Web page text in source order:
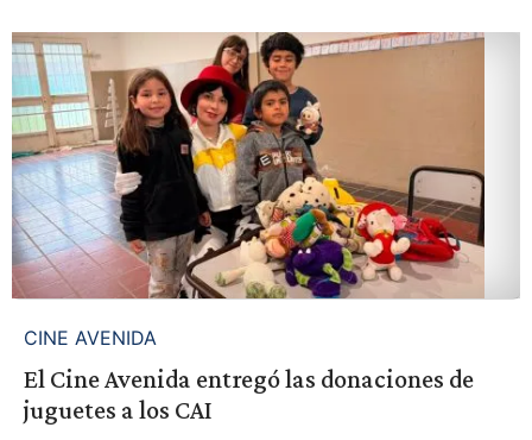
CINE AVENIDA
El Cine Avenida entregó las donaciones de
juguetes a los CAI